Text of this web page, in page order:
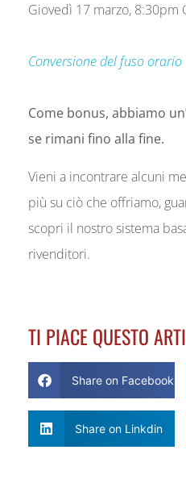
Giovedì 17 marzo, 8:30pm
Conversione del fuso orario
Come bonus, abbiamo
se rimani fino alla fine.
Vieni a incontrare alcuni
più su ciò che offriamo,
scopri il nostro sistema
rivenditori.
TI PIACE QUESTO
Share on Facebook
Share on Linkdin